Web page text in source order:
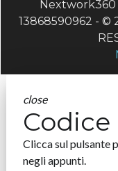
Nextwork360
13868590962 - ©
close
Codice
Clicca sul pulsante
negli appunti.